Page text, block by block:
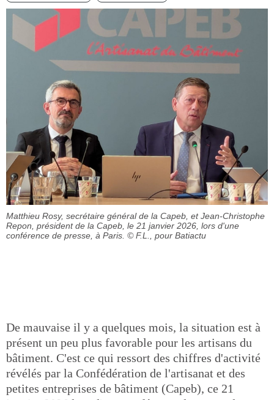
Matthieu Rosy, secrétaire général de la Capeb, et Jean-Christophe
Repon, président de la Capeb, le 21 janvier 2026, lors d'une
conférence de presse, à Paris. © F.L., pour Batiactu
De mauvaise il y a quelques mois, la situation est à
présent un peu plus favorable pour les artisans du
bâtiment. C'est ce qui ressort des chiffres d'activité
révélés par la Confédération de l'artisanat et des
petites entreprises de bâtiment (Capeb), ce 21